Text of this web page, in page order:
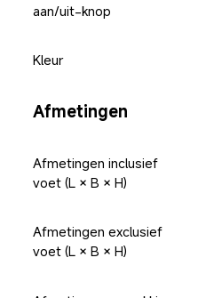
aan/uit-knop
Kleur
Afmetingen
Afmetingen inclusief
voet (L × B × H)
Afmetingen exclusief
voet (L × B × H)